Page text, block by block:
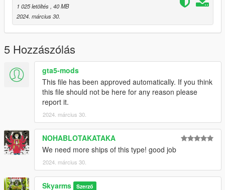
1 025 letöltés , 40 MB
2024. március 30.
5 Hozzászólás
gta5-mods
This file has been approved automatically. If you think
this file should not be here for any reason please
report it.
2024. március 30.
NOHABLOTAKATAKA
We need more ships of this type! good job
2024. március 30.
Skyarms Szerző